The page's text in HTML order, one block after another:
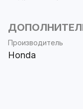
Производитель
Honda